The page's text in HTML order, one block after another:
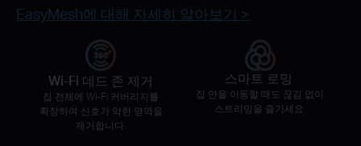
EasyMesh에 대해 자세히 알아보기 >
Wi-Fi 데드 존 제거
집 전체에 Wi-Fi 커버리지를
확장하여 신호가 약한 영역을
제거합니다.
스마트 로밍
집 안을 이동할 때도 끊김 없이
스트리밍을 즐기세요.